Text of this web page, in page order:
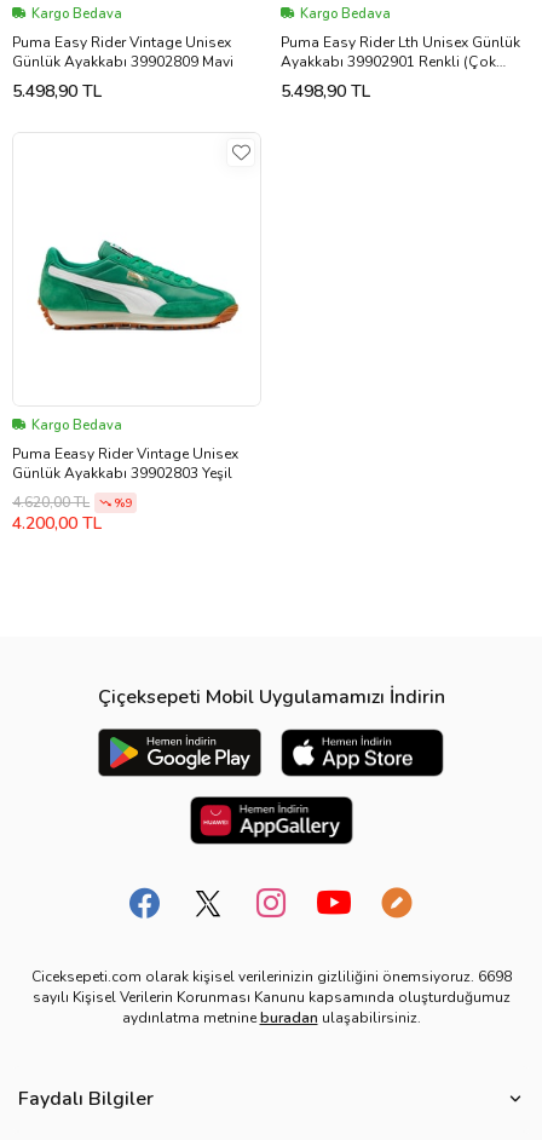
Kargo Bedava
Puma Easy Rider Vintage Unisex
Günlük Ayakkabı 39902809 Mavi
5.498,90 TL
Kargo Bedava
Puma Easy Rider Lth Unisex Günlük
Ayakkabı 39902901 Renkli (Çok
Renkli)
5.498,90 TL
Kargo Bedava
Puma Eeasy Rider Vintage Unisex
Günlük Ayakkabı 39902803 Yeşil
4.620,00 TL
%9
4.200,00 TL
Çiçeksepeti Mobil Uygulamamızı İndirin
Ciceksepeti.com olarak kişisel verilerinizin gizliliğini önemsiyoruz. 6698
sayılı Kişisel Verilerin Korunması Kanunu kapsamında oluşturduğumuz
aydınlatma metnineburadan ulaşabilirsiniz.
Faydalı Bilgiler